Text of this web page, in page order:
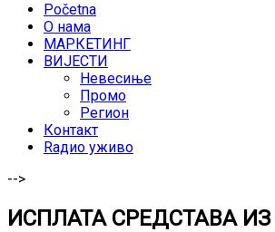
Početna
O нама
МАРКЕТИНГ
ВИЈЕСТИ
Невесиње
Промо
Регион
Контакт
Rадио уживо
-->
ИСПЛАТА СРЕДСТАВА